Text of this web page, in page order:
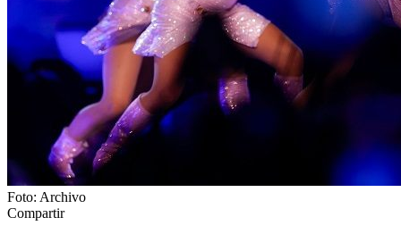
Foto: Archivo
Compartir